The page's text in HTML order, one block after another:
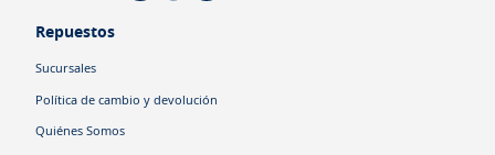
Repuestos
Sucursales
Política de cambio y devolución
Quiénes Somos